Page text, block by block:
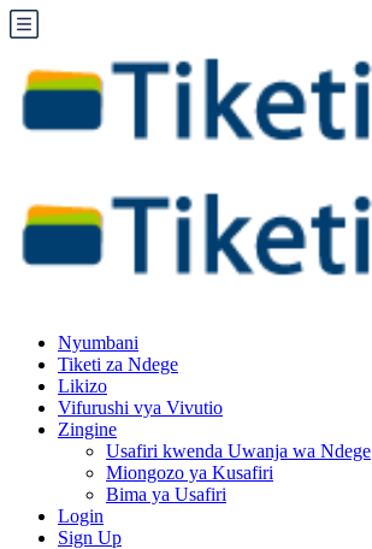
Nyumbani
Tiketi za Ndege
Likizo
Vifurushi vya Vivutio
Zingine
Usafiri kwenda Uwanja wa Ndege
Miongozo ya Kusafiri
Bima ya Usafiri
Login
Sign Up